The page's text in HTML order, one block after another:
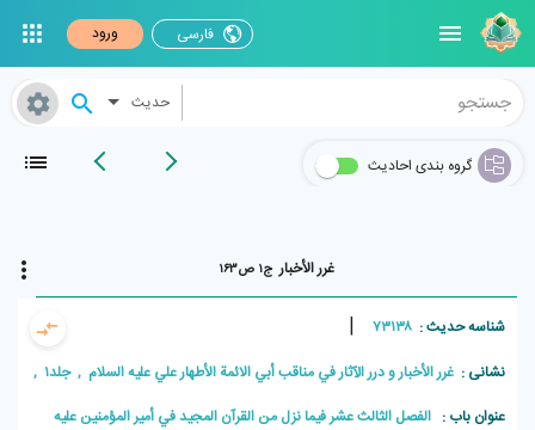
فارسی ورود
حدیث
گروه بندی احادیث
غرر الأخبار ج۱ ص۱۶۳
شناسه حدیث : ۷۳۱۳۸ |
نشانی : غرر الأخبار و درر الآثار في مناقب أبي الائمة الأطهار علي علیه السلام , جلد۱ , صفحه۱۶۳
عنوان باب : الفصل الثالث عشر فيما نزل من القرآن المجيد في أمير المؤمنين عليه